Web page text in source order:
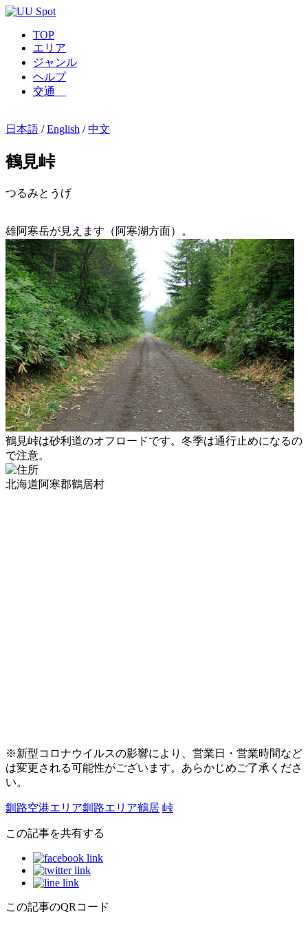
TOP
エリア
ジャンル
ヘルプ
交通
日本語 /English /中文
鶴見峠
つるみとうげ
雄阿寒岳が見えます（阿寒湖方面）。
鶴見峠は砂利道のオフロードです。冬季は通行止めになるの
で注意。
北海道阿寒郡鶴居村
※新型コロナウイルスの影響により、営業日・営業時間など
は変更される可能性がございます。あらかじめご了承くださ
い。
釧路空港エリア釧路エリア鶴居 峠
この記事を共有する
この記事のQRコード